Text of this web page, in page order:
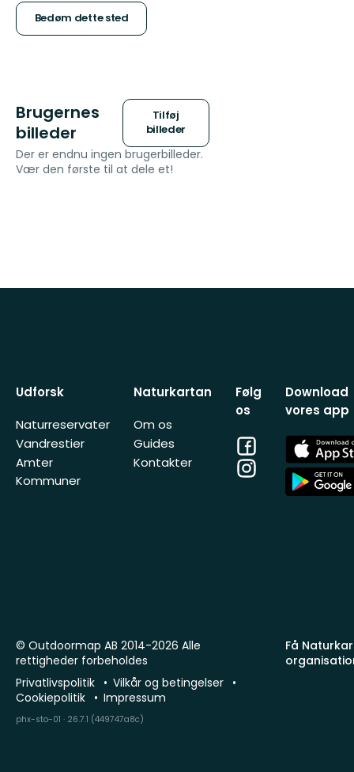
5
Bedøm dette sted
Brugernes
billeder
Tilføj
billeder
Der er endnu ingen brugerbilleder.
Vær den første til at dele et!
Udforsk
Naturreservater
Vandrestier
Amter
Kommuner
Naturkartan
Om os
Guides
Kontakter
Følg
os
Facebook
Instagram
Download
vores app
App
Store
App
Store
Få
© Outdoormap AB 2014-2026 Alle
rettigheder forbeholdes
Privatlivspolitik
Vilkår og betingelser
Cookiepolitik
Impressum
phx-sto-01 · 26.7.1 (449747a8c)